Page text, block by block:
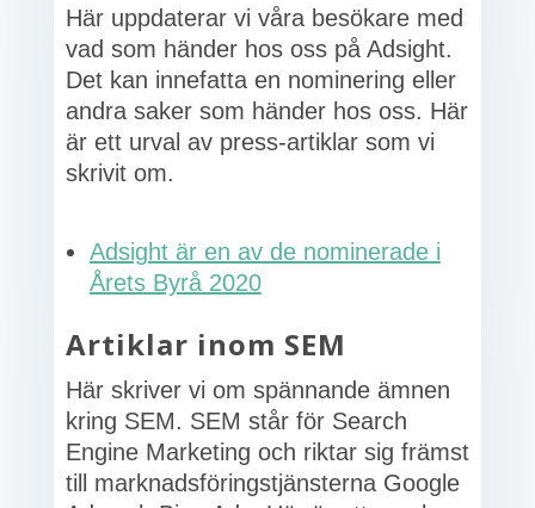
Här uppdaterar vi våra besökare med
vad som händer hos oss på Adsight.
Det kan innefatta en nominering eller
andra saker som händer hos oss. Här
är ett urval av press-artiklar som vi
skrivit om.
Adsight är en av de nominerade i
Årets Byrå 2020
Artiklar inom SEM
Här skriver vi om spännande ämnen
kring SEM. SEM står för Search
Engine Marketing och riktar sig främst
till marknadsföringstjänsterna Google